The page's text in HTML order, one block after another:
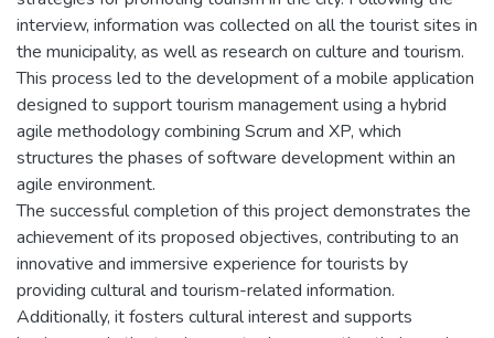
interview, information was collected on all the tourist sites in
the municipality, as well as research on culture and tourism.
This process led to the development of a mobile application
designed to support tourism management using a hybrid
agile methodology combining Scrum and XP, which
structures the phases of software development within an
agile environment.
The successful completion of this project demonstrates the
achievement of its proposed objectives, contributing to an
innovative and immersive experience for tourists by
providing cultural and tourism-related information.
Additionally, it fosters cultural interest and supports